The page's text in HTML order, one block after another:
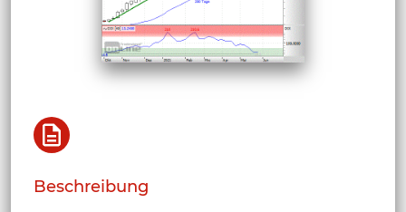
Beschreibung